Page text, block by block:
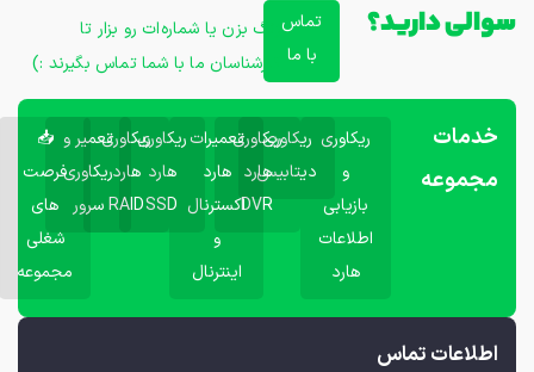
سوالی دارید؟
تماس
با ما
زنگ بزن یا شماره‌ات رو بزار تا
کارشناسان ما با شما تماس بگیرند :)
اطلاعات تماس
خدمات
مجموعه
ریکاوری
و
بازیابی
اطلاعات
هارد
ریکاوری
دیتابیس
ریکاوری
هارد
DVR
تعمیرات
هارد
اکسترنال
و
اینترنال
ریکاوری
هارد
SSD
ریکاوری
هارد
RAID
تعمیر و
ریکاوری
سرور
📥
فرصت
های
شغلی
مجموعه